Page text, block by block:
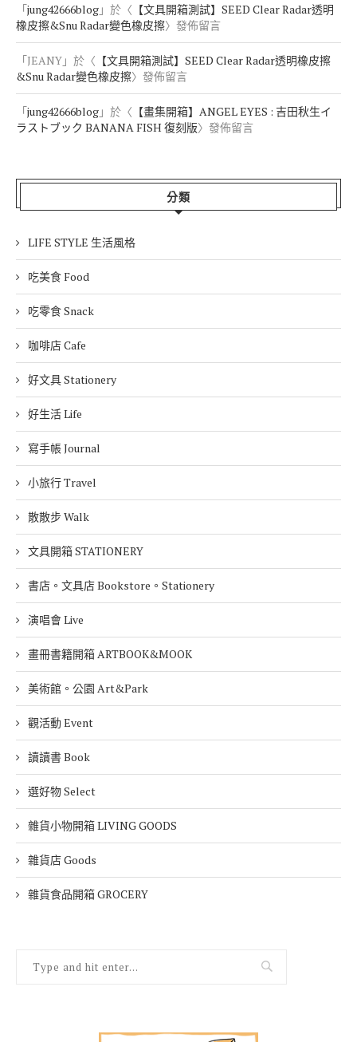
「jung42666blog 」於〈 【文具開箱測試】SEED Clear Radar透明
橡皮擦&Snu Radar變色橡皮擦〉發佈留言
「JEANY 」於〈 【文具開箱測試】SEED Clear Radar透明橡皮擦
&Snu Radar變色橡皮擦〉發佈留言
「jung42666blog 」於〈 【畫集開箱】ANGEL EYES : 吉田秋生イ
ラストブック BANANA FISH 復刻版〉發佈留言
分類
LIFE STYLE 生活風格
吃美食 Food
吃零食 Snack
咖啡店 Cafe
好文具 Stationery
好生活 Life
寫手帳 Journal
小旅行 Travel
散散步 Walk
文具開箱 STATIONERY
書店。文具店 Bookstore。Stationery
演唱會 Live
畫冊書籍開箱 ARTBOOK&MOOK
美術館。公園 Art&Park
觀活動 Event
讀讀書 Book
選好物 Select
雜貨小物開箱 LIVING GOODS
雜貨店 Goods
雜貨食品開箱 GROCERY